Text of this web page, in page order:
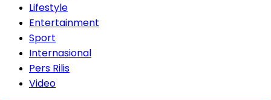
Lifestyle
Entertainment
Sport
Internasional
Pers Rilis
Video